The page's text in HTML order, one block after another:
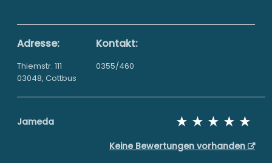
Adresse:
Thiemstr. 111
03048, Cottbus
Kontakt:
0355/460
Jameda
Keine Bewertungen vorhanden